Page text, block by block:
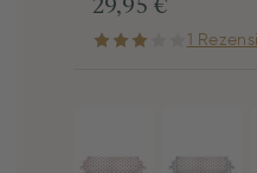
1